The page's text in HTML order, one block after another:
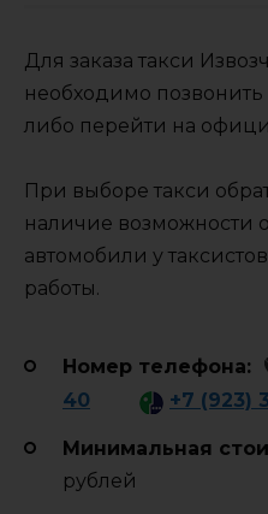
Для заказа такси
необходимо
либо перейти на
При выборе такси
наличие возможности
автомобили у
работы.
Номер телефона:
40
+7 (923)
Минимальная
рублей